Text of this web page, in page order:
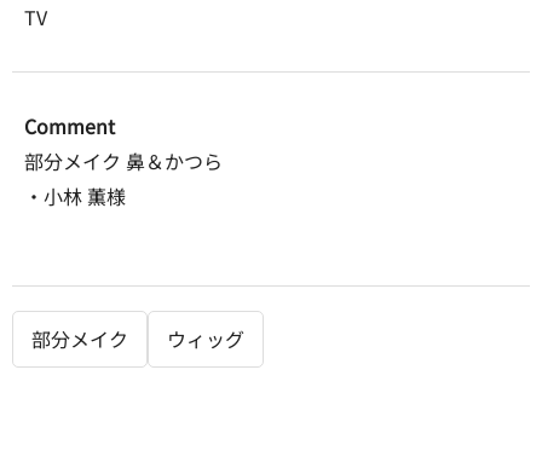
TV
Comment
部分メイク 鼻＆かつら
・小林 薫様
部分メイク ウィッグ